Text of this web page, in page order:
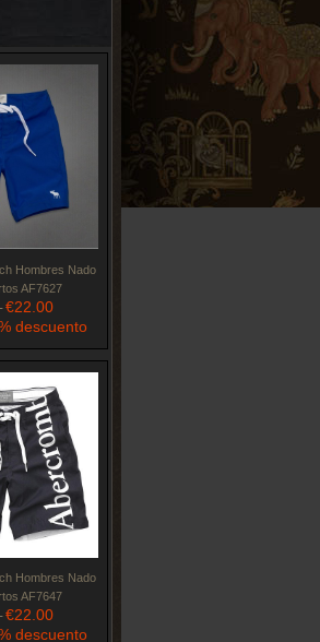
Hombres Nado
AF7627
€22.00
descuento
Hombres Nado
AF7647
€22.00
descuento